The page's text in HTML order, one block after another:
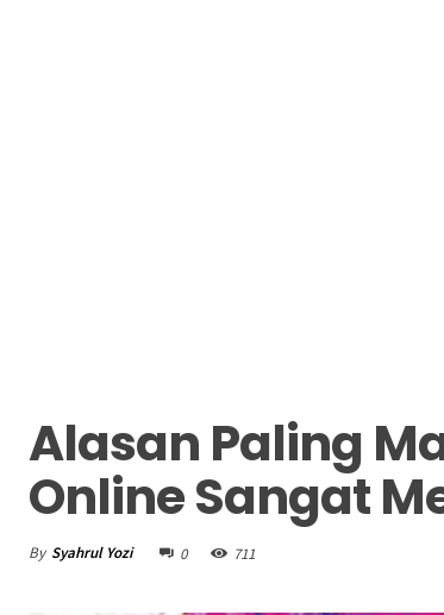
Alasan Paling
Online Sangat
By Syahrul Yozi 0 711